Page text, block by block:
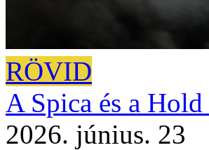
RÖVID
A Spica és a Hold
2026. június. 23